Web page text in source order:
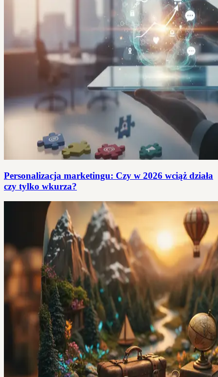
Personalizacja marketingu: Czy w 2026 wciąż działa
czy tylko wkurza?